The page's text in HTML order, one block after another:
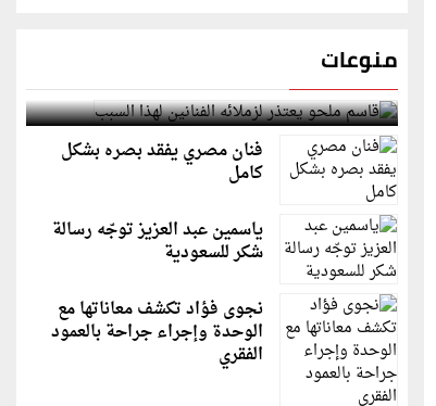
منوعات
قاسم ملحو يعتذر لزملائه الفنانين لهذا السبب
فنان مصري يفقد بصره بشكل
كامل
ياسمين عبد العزيز توجّه رسالة
شكر للسعودية
نجوى فؤاد تكشف معاناتها مع
الوحدة وإجراء جراحة بالعمود
الفقري